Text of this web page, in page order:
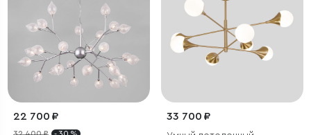
22 700 ₽ 33 700 ₽